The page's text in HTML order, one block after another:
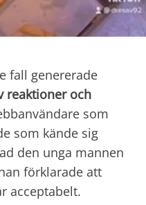
fall genererade
reaktioner och
som
som kände sig
den unga mannen
förklarade att
acceptabelt.